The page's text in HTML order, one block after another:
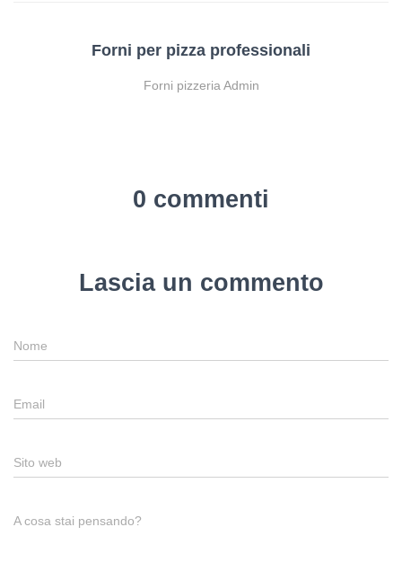
Forni per pizza professionali
Forni pizzeria Admin
0 commenti
Lascia un commento
Nome
Email
Sito web
A cosa stai pensando?